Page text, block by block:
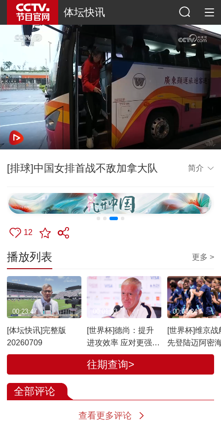
体坛快讯
[排球]中国女排首战不敌加拿大队 简介
12
播放列表 更多 >
[体坛快讯]完整版
20260709
00:23:47
[世界杯]德尚：提升
进攻效率 应对更强对
手
00:01:03
[世界杯]维京战
先登陆迈阿密
00:03:24
往期查询>
全部评论
查看更多评论